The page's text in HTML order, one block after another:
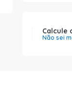
Calcule
Não sei